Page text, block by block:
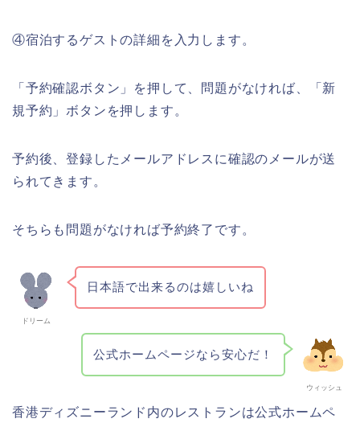
④宿泊するゲストの詳細を入力します。
「予約確認ボタン」を押して、問題がなければ、「新
規予約」ボタンを押します。
予約後、登録したメールアドレスに確認のメールが送
られてきます。
そちらも問題がなければ予約終了です。
ドリーム
日本語で出来るのは嬉しいね
ウィッシュ
公式ホームページなら安心だ！
香港ディズニーランド内のレストランは公式ホームペ